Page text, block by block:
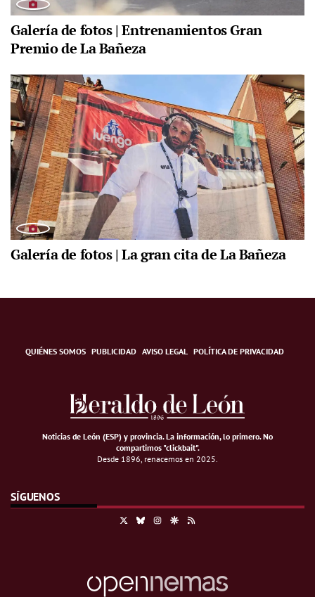
Galería de fotos | Entrenamientos Gran
Premio de La Bañeza
Galería de fotos | La gran cita de La Bañeza
QUIÉNES SOMOS PUBLICIDAD AVISO LEGAL POLÍTICA DE PRIVACIDAD
Noticias de León (ESP) y provincia. La información, lo primero.No
compartimos "clickbait".
Desde 1896, renacemos en 2025.
SÍGUENOS
BlueskyInstagramGoogle Discover